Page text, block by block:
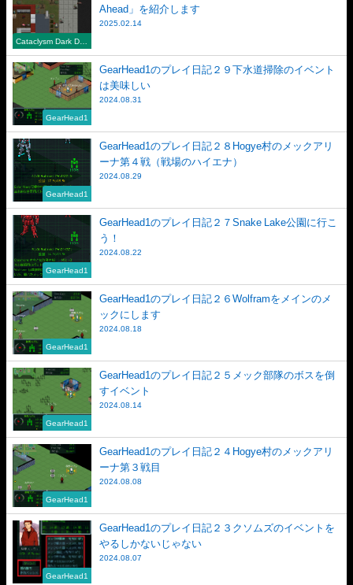
Cataclysm Dark Day
s Ahead
Ahead」を紹介します
2025.02.14
GearHead1
GearHead1のプレイ日記２９下水道掃除のイベント
は美味しい
2024.08.31
GearHead1
GearHead1のプレイ日記２８Hogye村のメックアリ
ーナ第４戦（戦場のハイエナ）
2024.08.29
GearHead1
GearHead1のプレイ日記２７Snake Lake公園に行こ
う！
2024.08.22
GearHead1
GearHead1のプレイ日記２６Wolframをメインのメ
ックにします
2024.08.18
GearHead1
GearHead1のプレイ日記２５メック部隊のボスを倒
すイベント
2024.08.14
GearHead1
GearHead1のプレイ日記２４Hogye村のメックアリ
ーナ第３戦目
2024.08.08
GearHead1
GearHead1のプレイ日記２３クソムズのイベントを
やるしかないじゃない
2024.08.07